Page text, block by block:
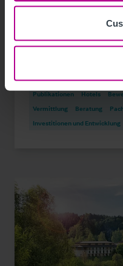
Hotelmarkt Wien -
Publikationen Hotels
Vermittlung
Beratung
Investitionen und Entwicklung